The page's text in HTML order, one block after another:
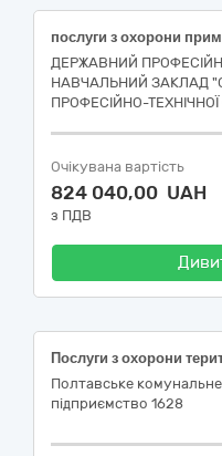
ДЕРЖАВНИЙ
НАВЧАЛЬНИЙ ЗАКЛАД
ПРОФЕСІЙНО-ТЕХНІЧНОЇ
Очікувана вартість
824 040,00 UAH
з ПДВ
Полтавське
підприємство 1628